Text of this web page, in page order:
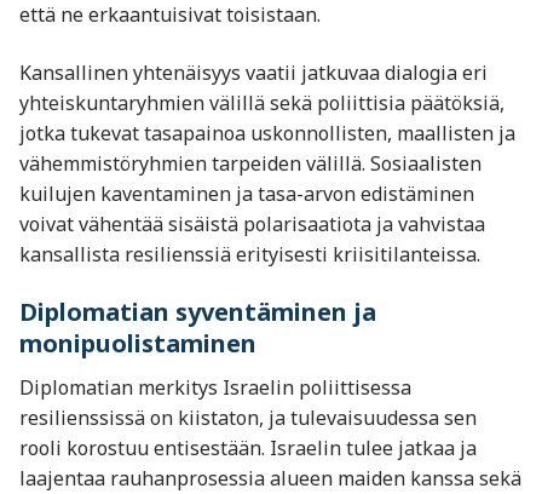
että ne erkaantuisivat toisistaan.
Kansallinen yhtenäisyys vaatii jatkuvaa dialogia eri
yhteiskuntaryhmien välillä sekä poliittisia päätöksiä,
jotka tukevat tasapainoa uskonnollisten, maallisten ja
vähemmistöryhmien tarpeiden välillä. Sosiaalisten
kuilujen kaventaminen ja tasa-arvon edistäminen
voivat vähentää sisäistä polarisaatiota ja vahvistaa
kansallista resilienssiä erityisesti kriisitilanteissa.
Diplomatian syventäminen ja
monipuolistaminen
Diplomatian merkitys Israelin poliittisessa
resilienssissä on kiistaton, ja tulevaisuudessa sen
rooli korostuu entisestään. Israelin tulee jatkaa ja
laajentaa rauhanprosessia alueen maiden kanssa sekä